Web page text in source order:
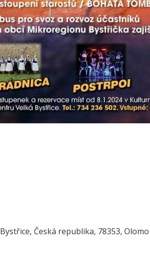
Česká republika, 78353,